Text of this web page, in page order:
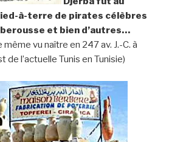
à-terre de pirates célèbres
et bien d’autres…
vu naître en 247 av. J.-C. à
de l’actuelle Tunis en Tunisie)